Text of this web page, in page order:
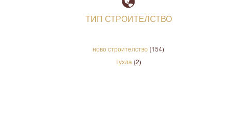
ТИП СТРОИТЕЛСТВО
ново строителство (154)
тухла (2)